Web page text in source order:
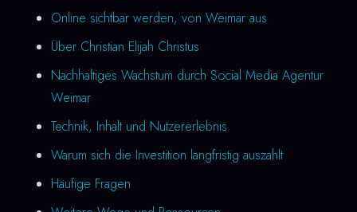
Online sichtbar werden, von Weimar aus
Über Christian Elijah Christus
Nachhaltiges Wachstum durch Social Media Agentur
Weimar
Technik, Inhalt und Nutzererlebnis
Warum sich die Investition langfristig auszahlt
Häufige Fragen